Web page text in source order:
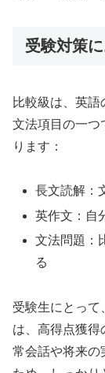
受験対策
比較級は、英
文法項目の一つ
ります：
長文読解：
英作文：自
文法問題：
る
受験生にとって
は、高得点獲得
常会話や将来の